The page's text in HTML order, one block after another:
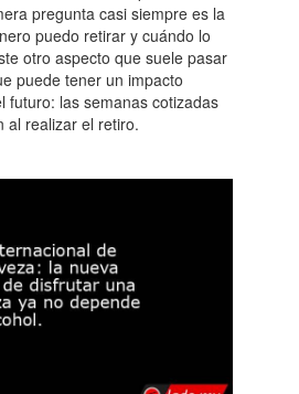
pregunta casi siempre es la
puedo retirar y cuándo lo
otro aspecto que suele pasar
puede tener un impacto
futuro: las semanas cotizadas
al realizar el retiro.